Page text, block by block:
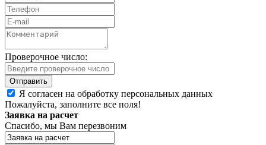
Проверочное число:
Я согласен на обработку персональных данных
Пожалуйста, заполните все поля!
Заявка на расчет
Спасибо, мы Вам перезвоним